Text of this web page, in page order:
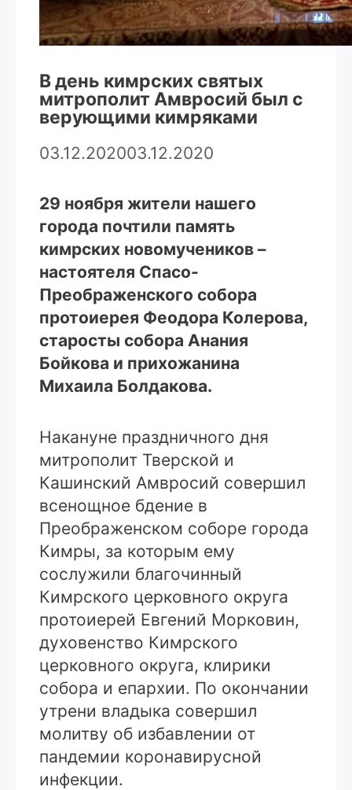
В день кимрских святых
митрополит Амвросий был с
верующими кимряками
03.12.202003.12.2020
29 ноября жители нашего
города почтили память
кимрских новомучеников –
настоятеля Спасо-
Преображенского собора
протоиерея Феодора Колерова,
старосты собора Анания
Бойкова и прихожанина
Михаила Болдакова.
Накануне праздничного дня
митрополит Тверской и
Кашинский Амвросий совершил
всенощное бдение в
Преображенском соборе города
Кимры, за которым ему
сослужили благочинный
Кимрского церковного округа
протоиерей Евгений Морковин,
духовенство Кимрского
церковного округа, клирики
собора и епархии. По окончании
утрени владыка совершил
молитву об избавлении от
пандемии коронавирусной
инфекции.